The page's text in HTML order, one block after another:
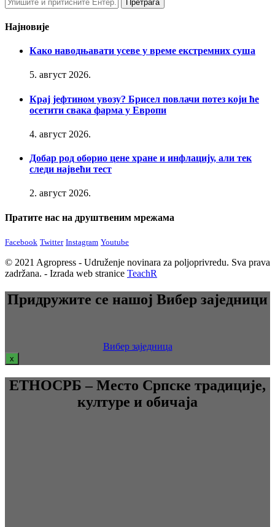
Најновије
Како наводњавати усеве у време екстремних суша
5. август 2026.
Крај јефтином увозу? Брисел повлачи потез који ће
осетити свака фарма у Европи
4. август 2026.
Добар род оборио цене хране и инфлацију, али тек
следи највећи тест
2. август 2026.
Пратите нас на друштвеним мрежама
Facebook Twitter Instagram Youtube
© 2021 Agropress - Udruženje novinara za poljoprivredu. Sva prava
zadržana. - Izrada web stranice TeachR
Придружите се нашој Вибер заједници
Вибер заједница
x
ЕТНОСРБ – Место Српске традиције,
културе и обичаја